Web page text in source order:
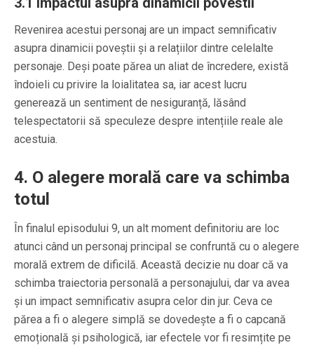
Revenirea acestui personaj are un impact semnificativ
asupra dinamicii poveștii și a relațiilor dintre celelalte
personaje. Deși poate părea un aliat de încredere, există
îndoieli cu privire la loialitatea sa, iar acest lucru
generează un sentiment de nesiguranță, lăsând
telespectatorii să speculeze despre intențiile reale ale
acestuia.
4. O alegere morală care va schimba
totul
În finalul episodului 9, un alt moment definitoriu are loc
atunci când un personaj principal se confruntă cu o alegere
morală extrem de dificilă. Această decizie nu doar că va
schimba traiectoria personală a personajului, dar va avea
și un impact semnificativ asupra celor din jur. Ceva ce
părea a fi o alegere simplă se dovedește a fi o capcană
emoțională și psihologică, iar efectele vor fi resimțite pe